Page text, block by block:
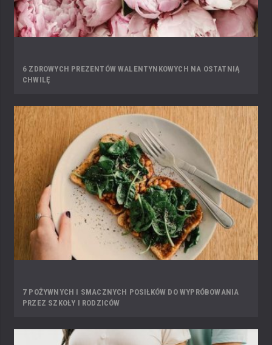
6 ZDROWYCH PREZENTÓW WALENTYNKOWYCH NA OSTATNIĄ
CHWILĘ
7 POŻYWNYCH I SMACZNYCH POSIŁKÓW DO WYPRÓBOWANIA
PRZEZ SZKOŁY I RODZICÓW